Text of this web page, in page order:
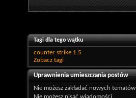
Tagi dla tego wątku
counter strike 1.5
Zobacz tagi
Uprawnienia umieszczania postów
Nie możesz zakładać nowych tematów
Nie możesz pisać wiadomości